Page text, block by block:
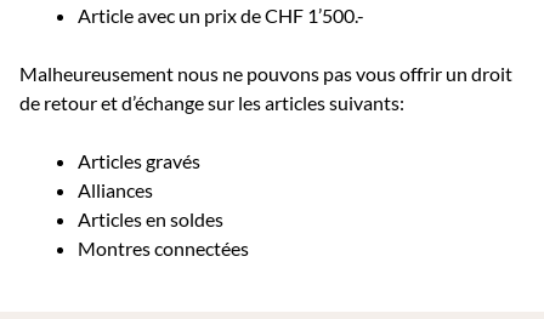
Article avec un prix de CHF 1’500.-
Malheureusement nous ne pouvons pas vous offrir un droit
de retour et d’échange sur les articles suivants:
Articles gravés
Alliances
Articles en soldes
Montres connectées